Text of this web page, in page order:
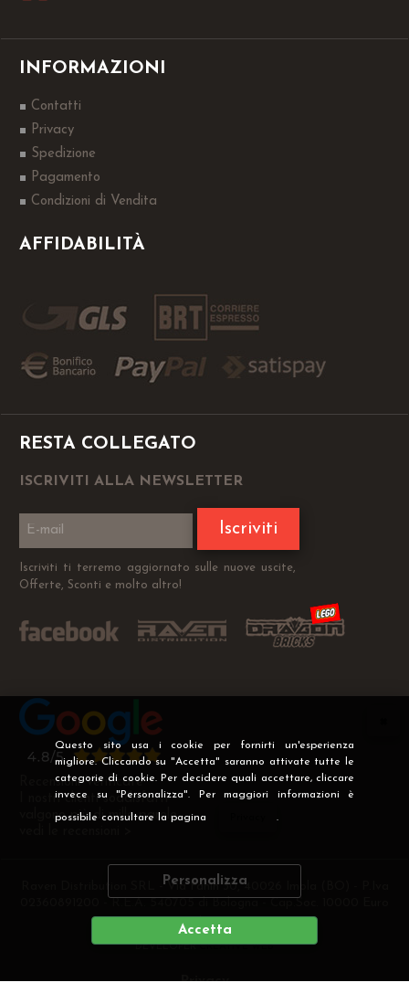
Questo sito usa i cookie per fornirti un'esperienza
migliore. Cliccando su "Accetta" saranno attivate tutte le
categorie di cookie. Per decidere quali accettare, cliccare
invece su "Personalizza". Per maggiori informazioni è
possibile consultare la pagina .
Personalizza
Accetta
INFORMAZIONI
Contatti
Privacy
Spedizione
Pagamento
Condizioni di Vendita
AFFIDABILITÀ
RESTA COLLEGATO
ISCRIVITI ALLA NEWSLETTER
Iscriviti
Iscriviti ti terremo aggiornato sulle nuove uscite,
Offerte, Sconti e molto altro!
Recensioni Verificate
I nostri clienti soddisfatti
valgono più di mille parole
Raven Distribution SRL - Via Fanin 30, 40026 Imola (BO) - P.Iva
i.v
DEVELOPERCREATIVE WEB
Privacy